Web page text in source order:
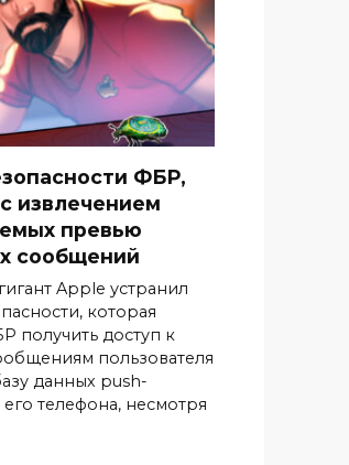
ФБР,
извлечением
превью
сообщений
Apple устранил
которая
получить доступ к
пользователя
данных push-
телефона, несмотря